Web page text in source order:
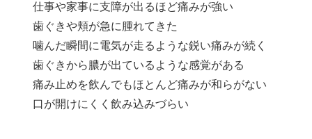
仕事や家事に支障が出るほど痛みが強い
歯ぐきや頬が急に腫れてきた
噛んだ瞬間に電気が走るような鋭い痛みが続く
歯ぐきから膿が出ているような感覚がある
痛み止めを飲んでもほとんど痛みが和らがない
口が開けにくく飲み込みづらい